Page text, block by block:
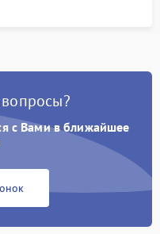
с Вами в ближайшее